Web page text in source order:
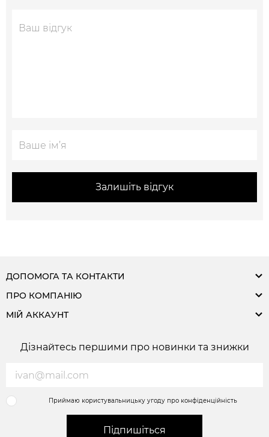
Залишіть відгук
ДОПОМОГА ТА КОНТАКТИ
ПРО КОМПАНІЮ
МІЙ АККАУНТ
Дізнайтесь першими про новинки та знижки
Приймаю користувальницьку угоду про конфіденційність
Підпишіться